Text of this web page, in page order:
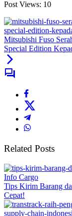
Post Views: 10
Mitsubishi Fuso
Special Edition
Related Posts
Info Cargo
Tips Kirim Barang
Cepat!